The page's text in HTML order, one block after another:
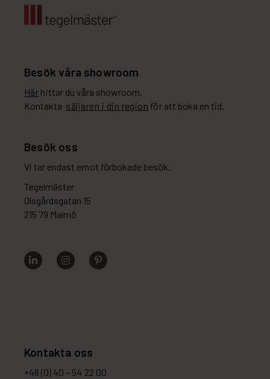
Kontakta oss
+46 (0) 40 – 54 22 00
Besök våra showroom
Här hittar du våra showroom.
Kontakta säljaren i din region för att boka en tid.
Besök oss
Vi tar endast emot förbokade besök.
Tegelmäster
Olsgårdsgatan 15
215 79 Malmö